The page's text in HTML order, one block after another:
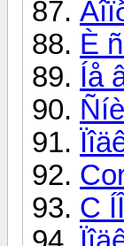
È
Íå
C